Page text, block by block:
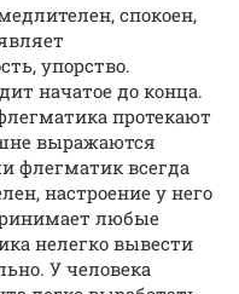
спокоен,
упорство.
начатое до конца.
протекают
выражаются
флегматик всегда
настроение у него
любые
нелегко вывести
У человека